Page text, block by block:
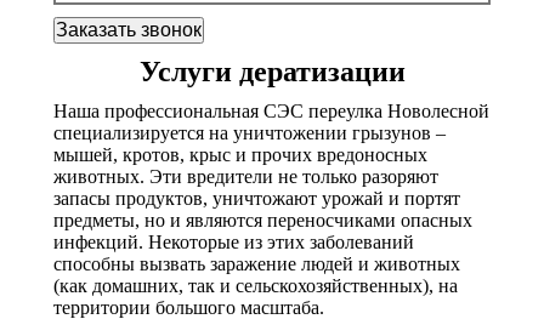
Услуги дератизации
Наша профессиональная СЭС переулка Новолесной
специализируется на уничтожении грызунов –
мышей, кротов, крыс и прочих вредоносных
животных. Эти вредители не только разоряют
запасы продуктов, уничтожают урожай и портят
предметы, но и являются переносчиками опасных
инфекций. Некоторые из этих заболеваний
способны вызвать заражение людей и животных
(как домашних, так и сельскохозяйственных), на
территории большого масштаба.